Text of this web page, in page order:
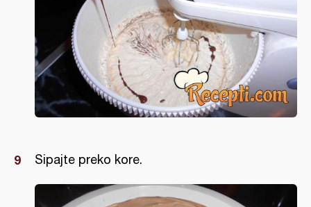
Sipajte preko kore.